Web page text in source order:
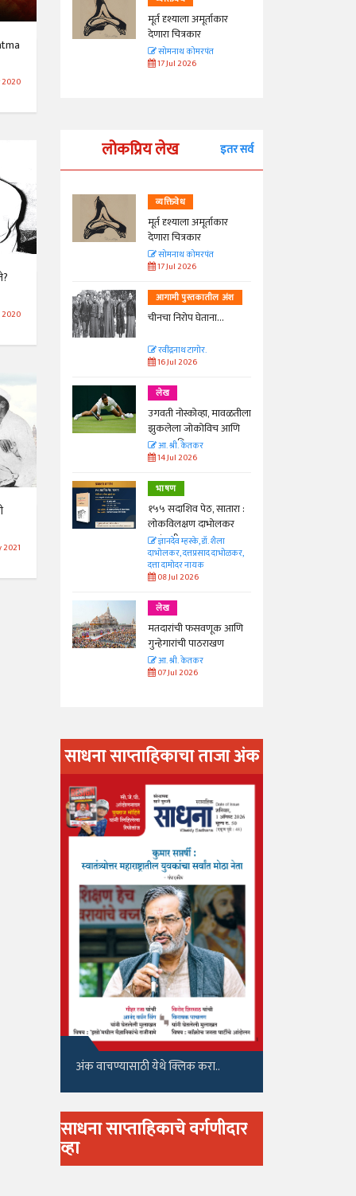
2020
2021
मूर्त दृश्याला अमूर्ताकार
देणारा चित्रकार
सोमनाथ कोमरपंत
17 Jul 2026
लोकप्रिय लेख इतर सर्व
आणि
:
शैला
व्यक्तिवेध
मूर्त दृश्याला अमूर्ताकार
देणारा चित्रकार
सोमनाथ कोमरपंत
17 Jul 2026
आगामी पुस्तकातील अंश
चीनचा निरोप घेताना...
रवींद्रनाथ टागोर.
16 Jul 2026
लेख
उगवती नोस्कोव्हा, मावळतीला
झुकलेला जोकोविच आणि
दरम्यान विम्बल्डन
आ. श्री. केतकर
14 Jul 2026
भाषण
१५५ सदाशिव पेठ, सातारा :
लोकविलक्षण दाभोलकर
कुटुंबाची कथा
ज्ञानदेव म्हस्के, डॉ. शैला
दाभोलकर, दत्तप्रसाद दाभोळकर,
दत्ता दामोदर नायक
08 Jul 2026
लेख
मतदारांची फसवणूक आणि
गुन्हेगारांची पाठराखण
आ. श्री. केतकर
07 Jul 2026
साधना साप्ताहिकाचा ताजा अंक
अंक वाचण्यासाठी येथे क्लिक करा..
साधना साप्ताहिकाचे वर्गणीदार
व्हा